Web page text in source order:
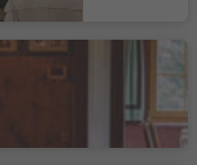
Ladinia /
Ladinia